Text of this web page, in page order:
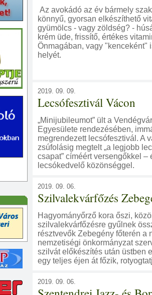
Az avokádó az év bármely
könnyű, gyorsan elkészíthető
gyümölcs - vagy zöldség? -
krém üde, frissítő, értékes
Önmagában, vagy "kenceként"
helyét.
2019. 09. 09.
Lecsófesztivál Vácon
„Minijubileumot” ült a
Egyesülete rendezésében,
megrendezett lecsófesztivál. A
zsúfolásig megtelt „a legjobb
csapat” címéért versengőkkel –
lecsókedvelő közönséggel.
2019. 09. 06.
Szilvalekvárfőzés
Hagyományőrző kora őszi,
szilvalekvárfőzésre gyűlnek
résztvevők Zebegény főterén a
nemzetiségi önkormányzat
szilvát előkészítés után üstben
egy teljes éjen át főzik,
2019. 09. 06.